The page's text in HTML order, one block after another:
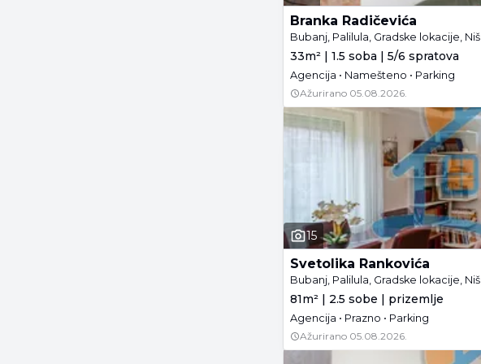
Branka Radičevića
Bubanj, Palilula, Gradske lokacije, Niš
33m² | 1.5 soba | 5/6 spratova
Agencija • Namešteno • Parking
Ažurirano 05.08.2026.
15
Svetolika Rankovića
Bubanj, Palilula, Gradske lokacije, Niš
81m² | 2.5 sobe | prizemlje
Agencija • Prazno • Parking
Ažurirano 05.08.2026.